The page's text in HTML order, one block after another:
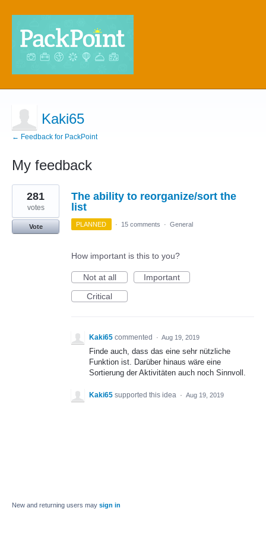
Kaki65
← Feedback for PackPoint
My feedback
1
result
found
The ability to reorganize/sort the
list
281
votes
Vote PLANNED · 15 comments · General
How important is this to you?
Not at all
Important
Critical
Kaki65 commented · Aug 19, 2019
Finde auch, dass das eine sehr nützliche
Funktion ist. Darüber hinaus wäre eine
Sortierung der Aktivitäten auch noch Sinnvoll.
Kaki65 supported this idea · Aug 19, 2019
New and returning users may sign in